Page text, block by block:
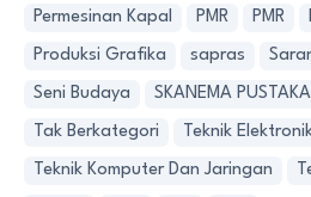
Permesinan Kapal PMR PMR
Produksi Grafika sapras
Seni Budaya SKANEMA PUSTAKA
Tak Berkategori Teknik
Teknik Komputer Dan Jaringan